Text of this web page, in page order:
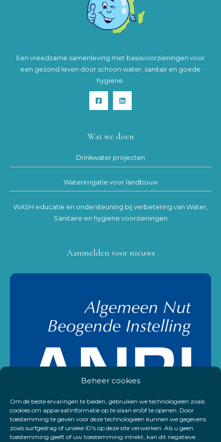
Beheer cookies
Om de beste ervaringen te bieden, gebruiken we technologieën zoals
cookies om apparaatinformatie op te slaan en/of te openen. Door
toestemming te geven voor deze technologieën kunnen we gegevens
zoals surfgedrag of unieke ID's op deze site verwerken. Als u geen
toestemming geeft of uw toestemming intrekt, kan dit negatieve
Een vreedzame samenleving met basisvoorzieningen voor
een gezond leven door schoon water, sanitair en goede
hygiene.
Wat we doen
Drinkwater projecten
Waterirrigatie voor landbouw
WASH educatie en ondersteuning bij verbetering van Water,
Sanitaire en hygiene voorzieningen
Aanmelden voor nieuws